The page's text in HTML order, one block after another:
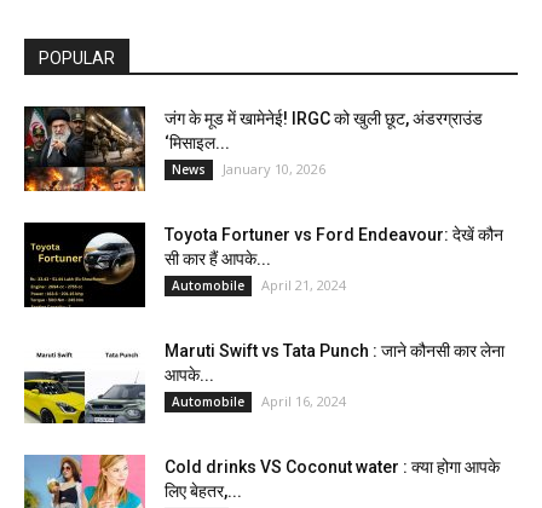
POPULAR
जंग के मूड में खामेनेई! IRGC को खुली छूट, अंडरग्राउंड
‘मिसाइल...
News January 10, 2026
Toyota Fortuner vs Ford Endeavour: देखें कौन
सी कार हैं आपके...
Automobile April 21, 2024
Maruti Swift vs Tata Punch : जाने कौनसी कार लेना
आपके...
Automobile April 16, 2024
Cold drinks VS Coconut water : क्या होगा आपके
लिए बेहतर,...